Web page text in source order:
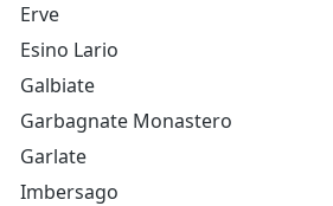
Erve
Esino Lario
Galbiate
Garbagnate Monastero
Garlate
Imbersago